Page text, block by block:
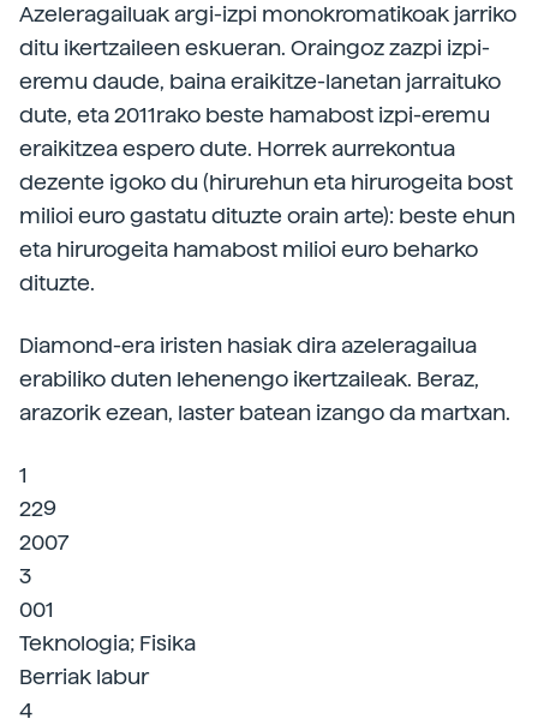
Azeleragailuak argi-izpi monokromatikoak jarriko
ditu ikertzaileen eskueran. Oraingoz zazpi izpi-
eremu daude, baina eraikitze-lanetan jarraituko
dute, eta 2011rako beste hamabost izpi-eremu
eraikitzea espero dute. Horrek aurrekontua
dezente igoko du (hirurehun eta hirurogeita bost
milioi euro gastatu dituzte orain arte): beste ehun
eta hirurogeita hamabost milioi euro beharko
dituzte.
Diamond-era iristen hasiak dira azeleragailua
erabiliko duten lehenengo ikertzaileak. Beraz,
arazorik ezean, laster batean izango da martxan.
1
229
2007
3
001
Teknologia; Fisika
Berriak labur
4